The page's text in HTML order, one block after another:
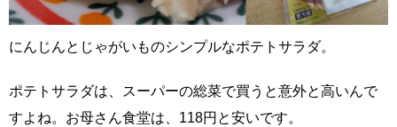
にんじんとじゃがいものシンプルなポテトサラダ。
ポテトサラダは、スーパーの総菜で買うと意外と高いんで
すよね。お母さん食堂は、118円と安いです。